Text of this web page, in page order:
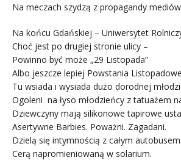
Na meczach szydzą z propagandy
Na końcu Gdańskiej – Uniwersytet
Choć jest po drugiej stronie ulicy –
Powinno być może „29 Listopada”
Albo jeszcze lepiej Powstania
Tu wsiada i wysiada dużo dorodnej
Ogoleni na łyso młodzieńcy z tatuażem
Dziewczyny mają silikonowe tapirowe
Asertywne Barbies. Poważni. Zagadani.
Dzielą się intymnością z całym autobusem.
Cerą napromieniowaną w solarium.